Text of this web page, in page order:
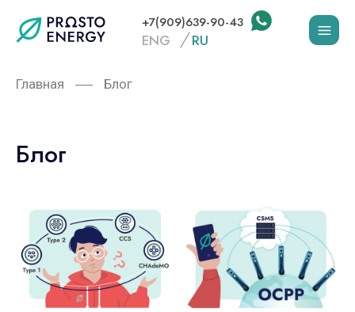
+7(909)639-90-43
ENG RU
Главная Блог
Блог